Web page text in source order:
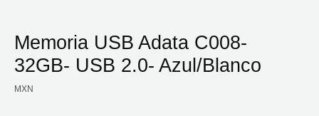
Memoria USB Adata C008-
32GB- USB 2.0- Azul/Blanco
MXN